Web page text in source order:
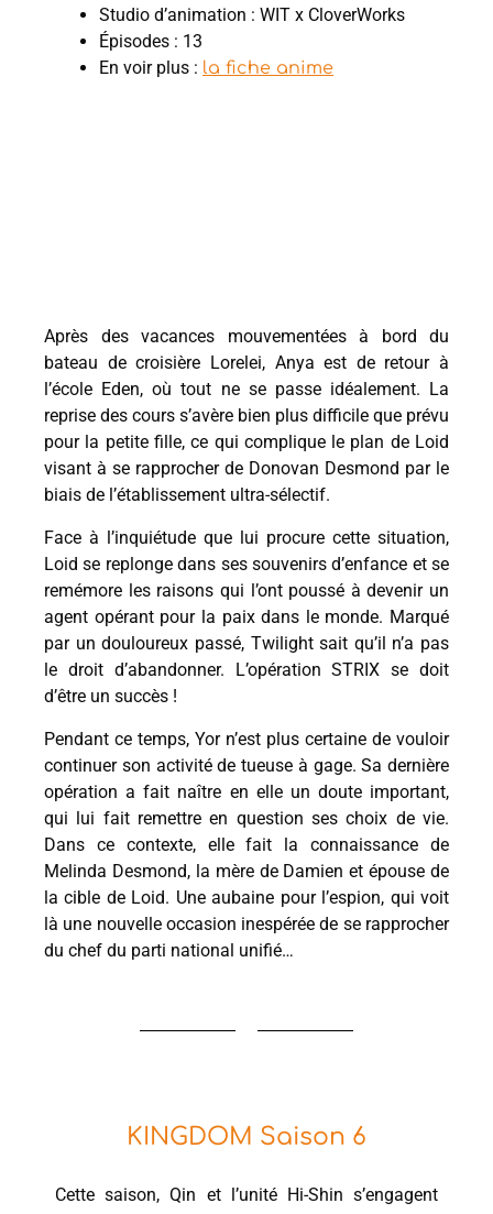
Studio d’animation : WIT x CloverWorks
Épisodes : 13
En voir plus : la fiche anime
Après des vacances mouvementées à bord du
bateau de croisière Lorelei, Anya est de retour à
l’école Eden, où tout ne se passe idéalement. La
reprise des cours s’avère bien plus difficile que prévu
pour la petite fille, ce qui complique le plan de Loid
visant à se rapprocher de Donovan Desmond par le
biais de l’établissement ultra-sélectif.
Face à l’inquiétude que lui procure cette situation,
Loid se replonge dans ses souvenirs d’enfance et se
remémore les raisons qui l’ont poussé à devenir un
agent opérant pour la paix dans le monde. Marqué
par un douloureux passé, Twilight sait qu’il n’a pas
le droit d’abandonner. L’opération STRIX se doit
d’être un succès !
Pendant ce temps, Yor n’est plus certaine de vouloir
continuer son activité de tueuse à gage. Sa dernière
opération a fait naître en elle un doute important,
qui lui fait remettre en question ses choix de vie.
Dans ce contexte, elle fait la connaissance de
Melinda Desmond, la mère de Damien et épouse de
la cible de Loid. Une aubaine pour l’espion, qui voit
là une nouvelle occasion inespérée de se rapprocher
du chef du parti national unifié…
KINGDOM Saison 6
Cette saison, Qin et l’unité Hi-Shin s’engagent